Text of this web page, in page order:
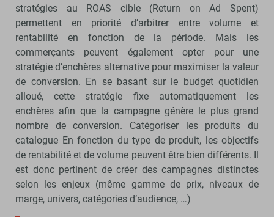
stratégies au ROAS cible (Return on Ad Spent)
permettent en priorité d’arbitrer entre volume et
rentabilité en fonction de la période. Mais les
commerçants peuvent également opter pour une
stratégie d’enchères alternative pour maximiser la valeur
de conversion. En se basant sur le budget quotidien
alloué, cette stratégie fixe automatiquement les
enchères afin que la campagne génère le plus grand
nombre de conversion. Catégoriser les produits du
catalogue En fonction du type de produit, les objectifs
de rentabilité et de volume peuvent être bien différents. Il
est donc pertinent de créer des campagnes distinctes
selon les enjeux (même gamme de prix, niveaux de
marge, univers, catégories d’audience, …)